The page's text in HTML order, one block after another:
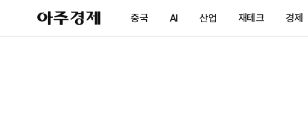
아
주
제
중국 AI 산업 재테크 경제